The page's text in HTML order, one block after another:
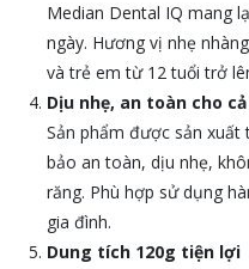
Median Dental IQ mang
ngày. Hương vị nhẹ
và trẻ em từ 12 tuổi trở
Dịu nhẹ, an toàn cho
Sản phẩm được sản xuất
bảo an toàn, dịu nhẹ,
răng. Phù hợp sử dụng
gia đình.
Dung tích 120g tiện lợi